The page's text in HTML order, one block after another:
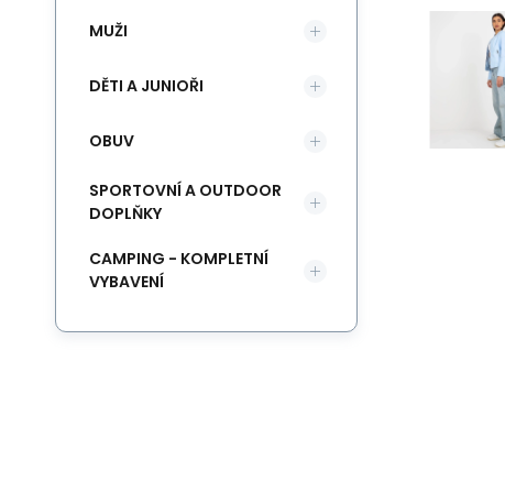
MUŽI
DĚTI A JUNIOŘI
OBUV
SPORTOVNÍ A OUTDOOR
DOPLŇKY
CAMPING - KOMPLETNÍ
VYBAVENÍ